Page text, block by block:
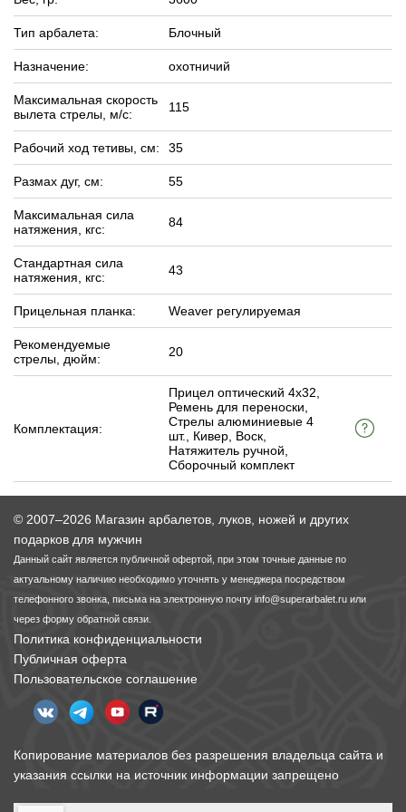
Тип арбалета: Блочный
Назначение: охотничий
Максимальная скорость
вылета стрелы, м/c:
115
Рабочий ход тетивы, см: 35
Размах дуг, см: 55
Максимальная сила
натяжения, кгс:
84
Стандартная сила
натяжения, кгс:
43
Прицельная планка: Weaver регулируемая
Рекомендуемые
стрелы, дюйм:
20
Комплектация:
Прицел оптический 4х32,
Ремень для переноски,
Стрелы алюминиевые 4
шт., Кивер, Воск,
Натяжитель ручной,
Сборочный комплект
© 2007–2026 Магазин арбалетов, луков, ножей и других
подарков для мужчин
Данный сайт является публичной офертой, при этом точные данные по
актуальному наличию необходимо уточнять у менеджера посредством
телефонного звонка, письма на электронную почту info@superarbalet.ru или
через форму обратной связи.
Политика конфиденциальности
Публичная оферта
Пользовательское соглашение
Копирование материалов без разрешения владельца сайта и
указания ссылки на источник информации запрещено